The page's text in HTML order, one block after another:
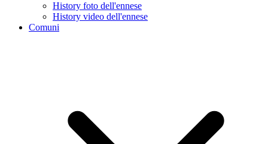
History foto dell'ennese
History video dell'ennese
Comuni